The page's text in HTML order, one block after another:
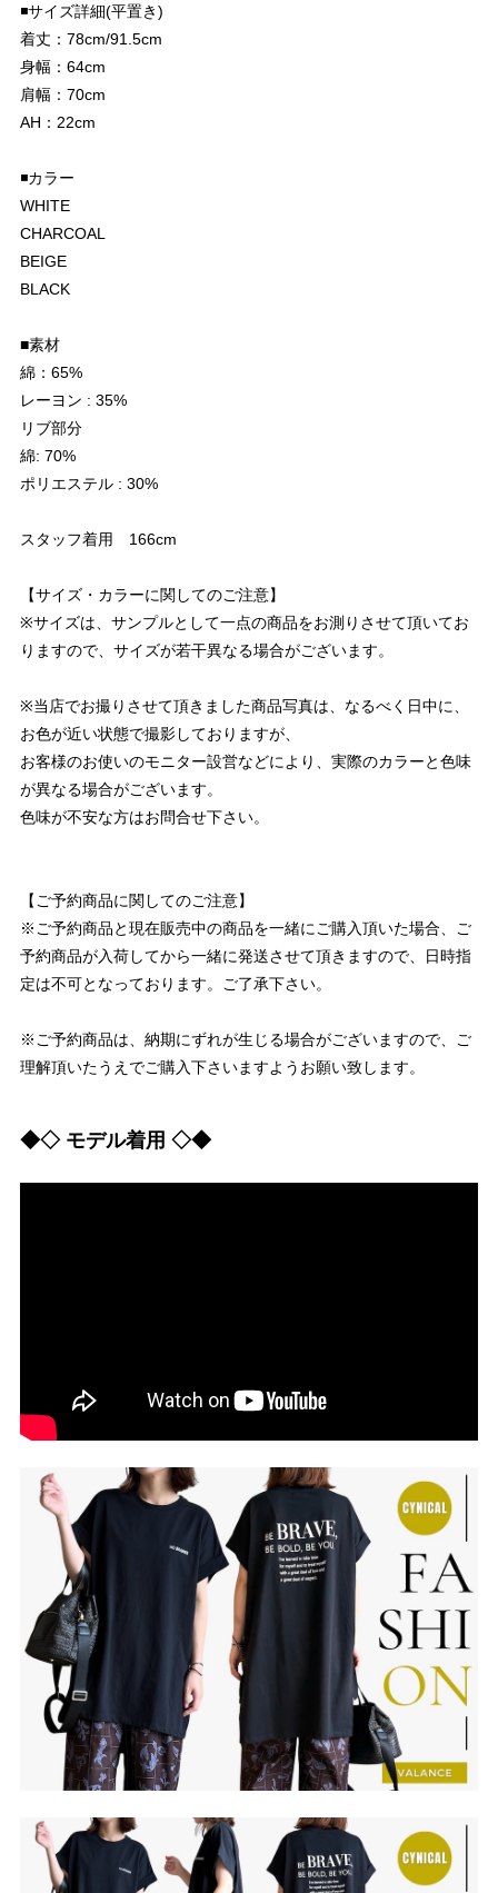
◾️サイズ詳細(平置き)
着丈：78cm/91.5cm
身幅：64cm
肩幅：70cm
AH：22cm
◾️カラー
WHITE
CHARCOAL
BEIGE
BLACK
■素材
綿：65%
レーヨン : 35%
リブ部分
綿: 70%
ポリエステル : 30%
スタッフ着用 166cm
【サイズ・カラーに関してのご注意】
※サイズは、サンプルとして一点の商品をお測りさせて頂いてお
りますので、サイズが若干異なる場合がございます。
※当店でお撮りさせて頂きました商品写真は、なるべく日中に、
お色が近い状態で撮影しておりますが、
お客様のお使いのモニター設営などにより、実際のカラーと色味
が異なる場合がございます。
色味が不安な方はお問合せ下さい。
【ご予約商品に関してのご注意】
※ご予約商品と現在販売中の商品を一緒にご購入頂いた場合、ご
予約商品が入荷してから一緒に発送させて頂きますので、日時指
定は不可となっております。ご了承下さい。
※ご予約商品は、納期にずれが生じる場合がございますので、ご
理解頂いたうえでご購入下さいますようお願い致します。
◆◇ モデル着用 ◇◆